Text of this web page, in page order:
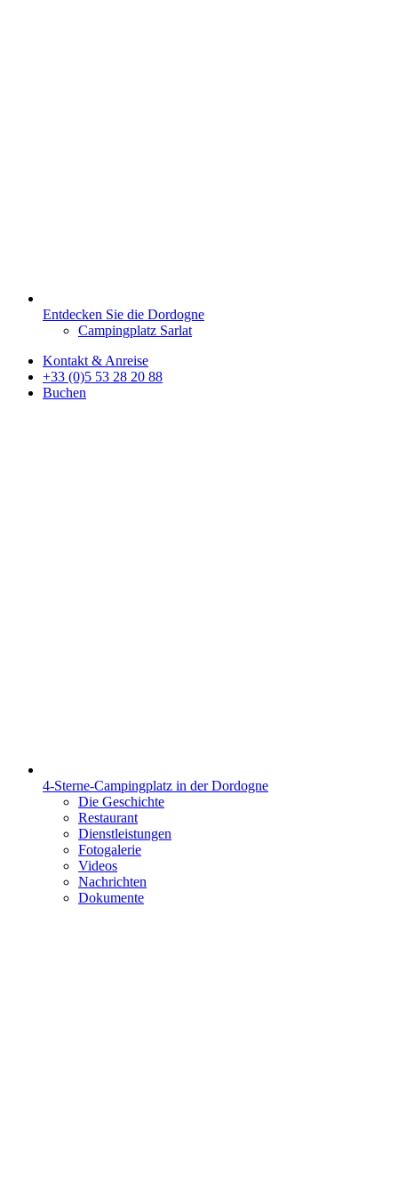
Entdecken Sie die Dordogne
Campingplatz Sarlat
Kontakt & Anreise
+33 (0)5 53 28 20 88
Buchen
4-Sterne-Campingplatz in der Dordogne
Die Geschichte
Restaurant
Dienstleistungen
Fotogalerie
Videos
Nachrichten
Dokumente